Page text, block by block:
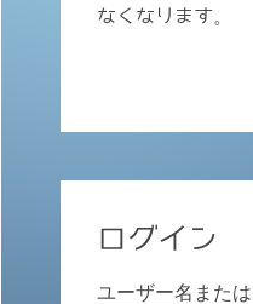
なくなります。
ログイン
ユーザー名また